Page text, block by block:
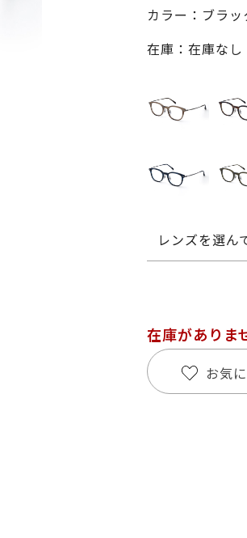
カラー：ブラ
在庫：在庫なし
レンズを選ん
在庫がありま
お気